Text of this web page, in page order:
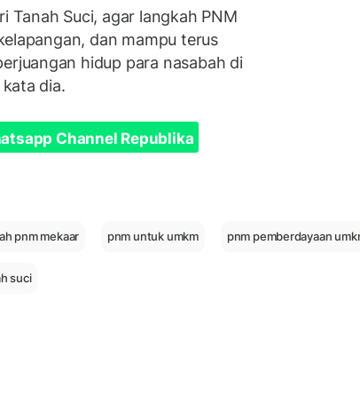
Tanah Suci, agar langkah PNM
dan mampu terus
hidup para nasabah di
dia.
Channel Republika
pnm mekaar pnm untuk umkm pnm pemberdayaan
suci